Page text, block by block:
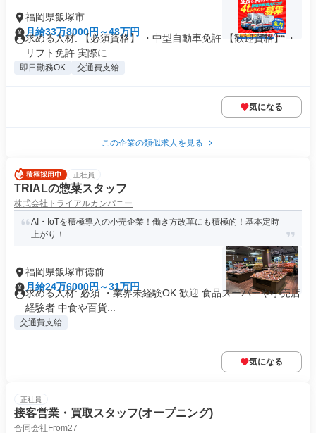
福岡県飯塚市
月給33万8000円～48万円
求める人材: 【必須資格】 ・中型自動車免許 【歓迎資格】 ・
リフト免許 実際に...
即日勤務OK 交通費支給
気になる
この企業の類似求人を見る
正社員
TRIALの惣菜スタッフ
株式会社トライアルカンパニー
AI・IoTを積極導入の小売企業！働き方改革にも積極的！基本定時
上がり！
福岡県飯塚市徳前
月給24万6000円～31万円
求める人材: 必須 ・業界未経験OK 歓迎 食品スーパーや小売店
経験者 中食や百貨...
交通費支給
気になる
正社員
接客営業・買取スタッフ(オープニング)
合同会社From27